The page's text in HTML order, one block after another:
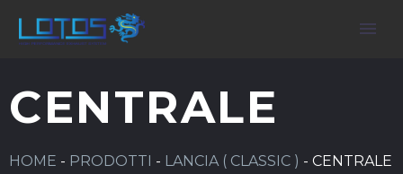
CENTRALE
HOME - PRODOTTI - LANCIA ( CLASSIC ) - CENTRALE